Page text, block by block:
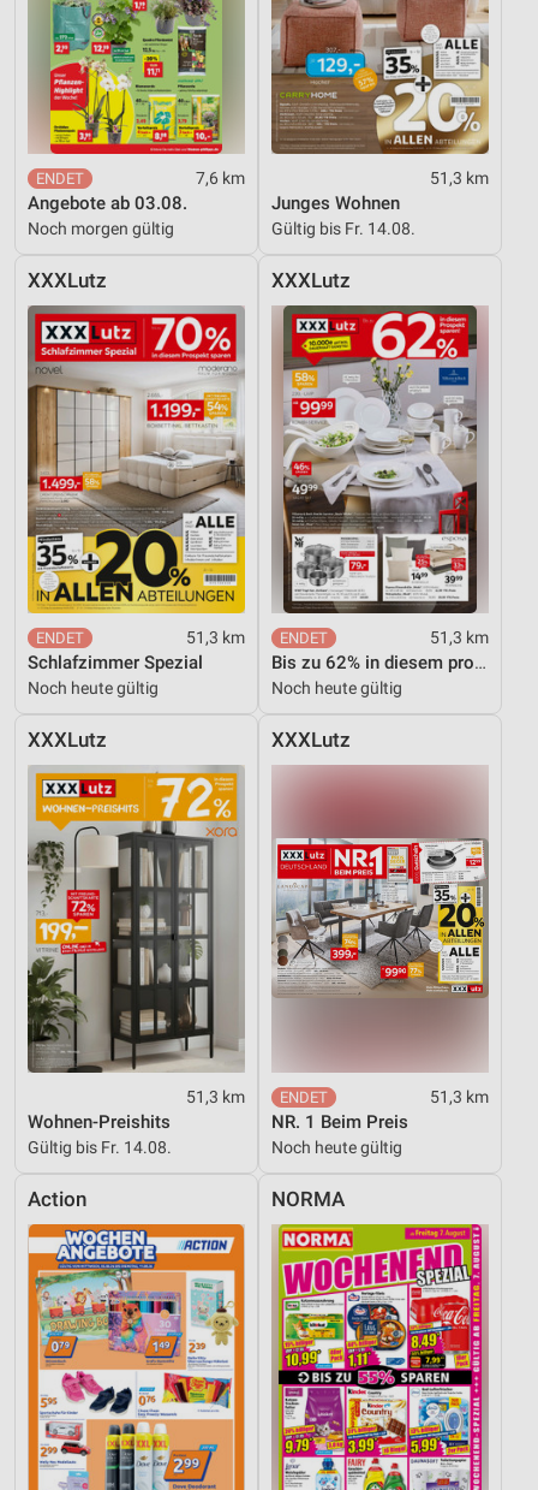
7,6 km
Angebote ab 03.08.
Noch morgen gültig
51,3 km
Junges Wohnen
Gültig bis Fr. 14.08.
XXXLutz
51,3 km
Schlafzimmer Spezial
Noch heute gültig
XXXLutz
51,3 km
Bis zu 62% in diesem prospekt
Noch heute gültig
XXXLutz
51,3 km
Wohnen-Preishits
Gültig bis Fr. 14.08.
XXXLutz
51,3 km
NR. 1 Beim Preis
Noch heute gültig
Action NORMA